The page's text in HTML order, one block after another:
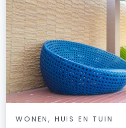
WONEN, HUIS EN TUIN